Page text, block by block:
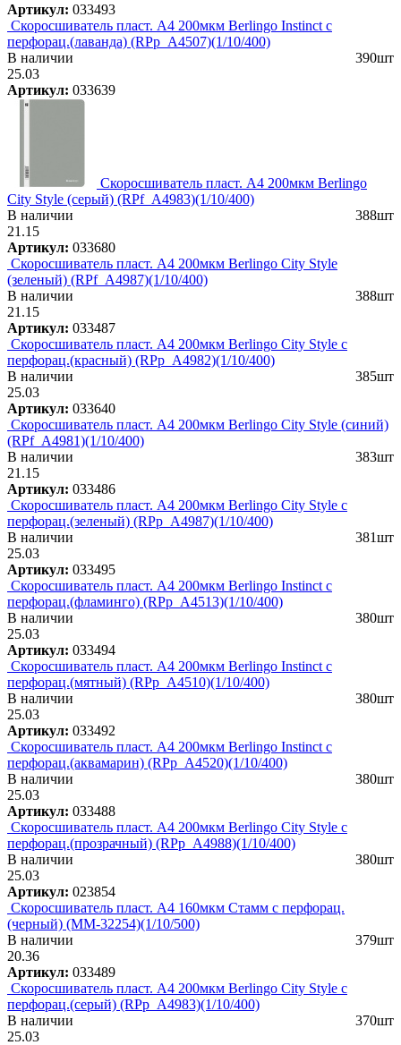
Артикул: 033493
Скоросшиватель пласт. А4 200мкм Berlingo Instinct с
перфорац.(лаванда) (RPp_A4507)(1/10/400)
В наличии
390шт
25.03
Артикул: 033639
Скоросшиватель пласт. А4 200мкм Berlingo
City Style (серый) (RPf_A4983)(1/10/400)
В наличии
388шт
21.15
Артикул: 033680
Скоросшиватель пласт. А4 200мкм Berlingo City Style
(зеленый) (RPf_A4987)(1/10/400)
В наличии
388шт
21.15
Артикул: 033487
Скоросшиватель пласт. А4 200мкм Berlingo City Style с
перфорац.(красный) (RPp_A4982)(1/10/400)
В наличии
385шт
25.03
Артикул: 033640
Скоросшиватель пласт. А4 200мкм Berlingo City Style (синий)
(RPf_A4981)(1/10/400)
В наличии
383шт
21.15
Артикул: 033486
Скоросшиватель пласт. А4 200мкм Berlingo City Style с
перфорац.(зеленый) (RPp_A4987)(1/10/400)
В наличии
381шт
25.03
Артикул: 033495
Скоросшиватель пласт. А4 200мкм Berlingo Instinct с
перфорац.(фламинго) (RPp_A4513)(1/10/400)
В наличии
380шт
25.03
Артикул: 033494
Скоросшиватель пласт. А4 200мкм Berlingo Instinct с
перфорац.(мятный) (RPp_A4510)(1/10/400)
В наличии
380шт
25.03
Артикул: 033492
Скоросшиватель пласт. А4 200мкм Berlingo Instinct с
перфорац.(аквамарин) (RPp_A4520)(1/10/400)
В наличии
380шт
25.03
Артикул: 033488
Скоросшиватель пласт. А4 200мкм Berlingo City Style с
перфорац.(прозрачный) (RPp_A4988)(1/10/400)
В наличии
380шт
25.03
Артикул: 023854
Скоросшиватель пласт. А4 160мкм Стамм с перфорац.
(черный) (ММ-32254)(1/10/500)
В наличии
379шт
20.36
Артикул: 033489
Скоросшиватель пласт. А4 200мкм Berlingo City Style с
перфорац.(серый) (RPp_A4983)(1/10/400)
В наличии
370шт
25.03